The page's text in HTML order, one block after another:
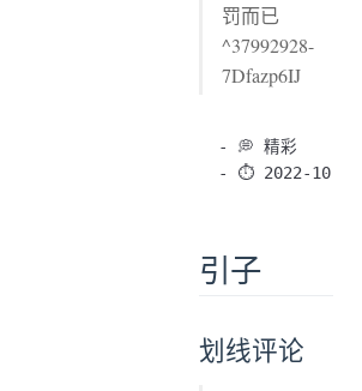
罚而已
^37992928-
7Dfazp6IJ
- 💭 精彩
引子
划线评论